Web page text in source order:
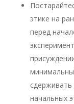
этике на
перед
начальных